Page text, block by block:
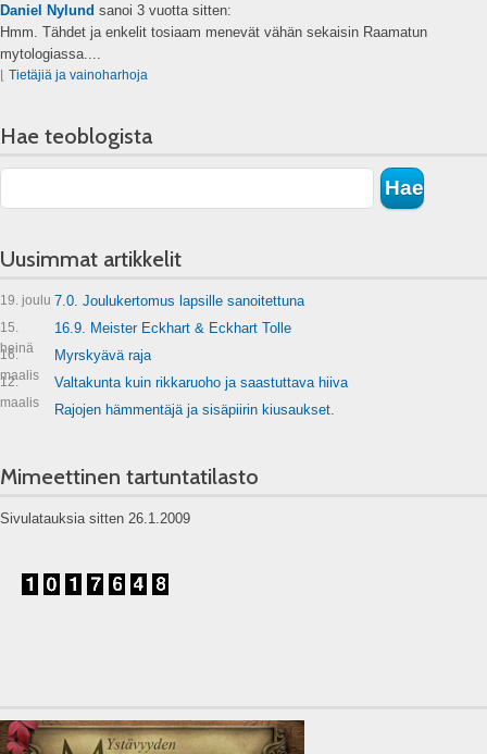
Daniel Nylund sanoi 3 vuotta sitten:
Hmm. Tähdet ja enkelit tosiaam menevät vähän sekaisin Raamatun
mytologiassa....
⌊ Tietäjiä ja vainoharhoja
Hae teoblogista
Uusimmat artikkelit
19. joulu 7.0. Joulukertomus lapsille sanoitettuna
15.
heinä
16.9. Meister Eckhart & Eckhart Tolle
16.
maalis
Myrskyävä raja
12.
maalis
Valtakunta kuin rikkaruoho ja saastuttava hiiva
Rajojen hämmentäjä ja sisäpiirin kiusaukset.
Mimeettinen tartuntatilasto
Sivulatauksia sitten 26.1.2009